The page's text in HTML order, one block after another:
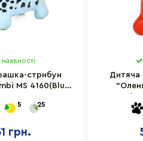
наявності
стрибун
MS 4160(Blue)
5 25
грн.
Дитяча